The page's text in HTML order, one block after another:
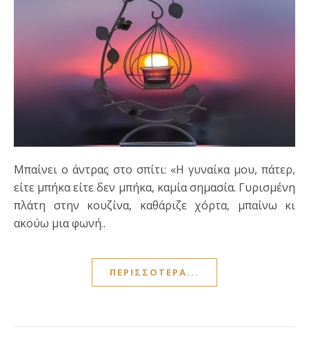
Μπαίνει ο άντρας στο σπίτι: «Η γυναίκα μου, πάτερ,
είτε μπήκα είτε δεν μπήκα, καμία σημασία. Γυρισμένη
πλάτη στην κουζίνα, καθάριζε χόρτα, μπαίνω κι
ακούω μια φωνή..
ΠΕΡΙΣΣΌΤΕΡΑ...